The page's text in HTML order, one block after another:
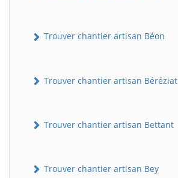
Trouver chantier artisan Béon
Trouver chantier artisan Béréziat
Trouver chantier artisan Bettant
Trouver chantier artisan Bey